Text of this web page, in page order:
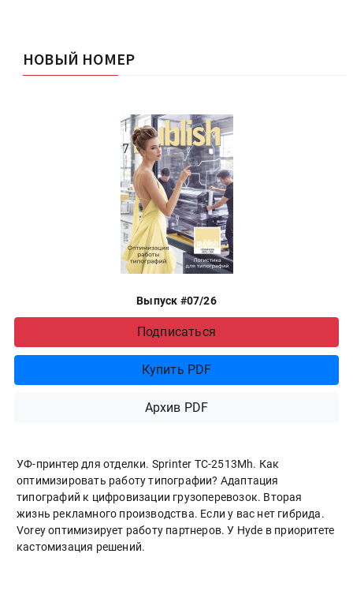
НОВЫЙ НОМЕР
Выпуск #07/26
Подписаться
Купить PDF
Архив PDF
УФ-принтер для отделки. Sprinter ТС-2513Mh. Как
оптимизировать работу типографии? Адаптация
типографий к цифровизации грузоперевозок. Вторая
жизнь рекламного производства. Если у вас нет гибрида.
Vorey оптимизирует работу партнеров. У Hyde в приоритете
кастомизация решений.